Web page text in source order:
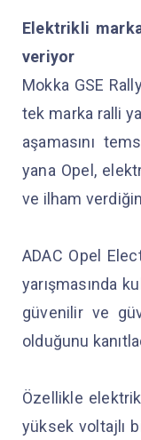
Elektrikli
veriyor
Mokka GSE
tek marka ralli
aşamasını
yana Opel,
ve ilham
ADAC Opel
yarışmasında
güvenilir ve
olduğunu
Özellikle
yüksek voltajlı